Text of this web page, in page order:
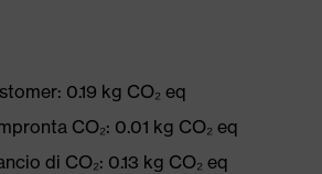
0.19 kg CO₂ eq
CO₂: 0.01 kg CO₂ eq
di CO₂: 0.13 kg CO₂ eq